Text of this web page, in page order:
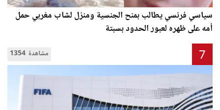
سياسي فرنسي يطالب بمنح الجنسية ومنزل لشاب مغربي حمل
أمه على ظهره لعبور الحدود بسبتة
1354 مشاهدة 7